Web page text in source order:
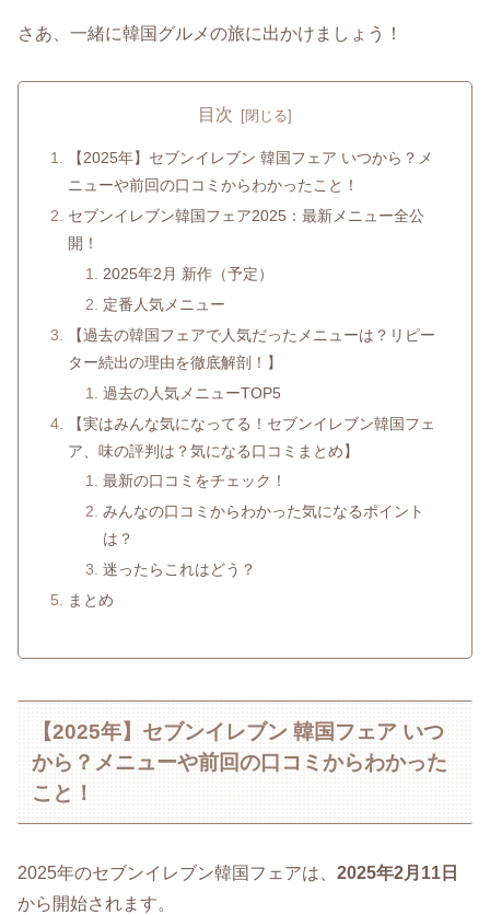
さあ、一緒に韓国グルメの旅に出かけましょう！
目次
【2025年】セブンイレブン 韓国フェア いつから？メ
ニューや前回の口コミからわかったこと！
セブンイレブン韓国フェア2025：最新メニュー全公
開！
2025年2月 新作（予定）
定番人気メニュー
【過去の韓国フェアで人気だったメニューは？リピー
ター続出の理由を徹底解剖！】
過去の人気メニューTOP5
【実はみんな気になってる！セブンイレブン韓国フェ
ア、味の評判は？気になる口コミまとめ】
最新の口コミをチェック！
みんなの口コミからわかった気になるポイント
は？
迷ったらこれはどう？
まとめ
【2025年】セブンイレブン 韓国フェア いつ
から？メニューや前回の口コミからわかった
こと！
2025年のセブンイレブン韓国フェアは、 2025年2月11日
から開始されます。